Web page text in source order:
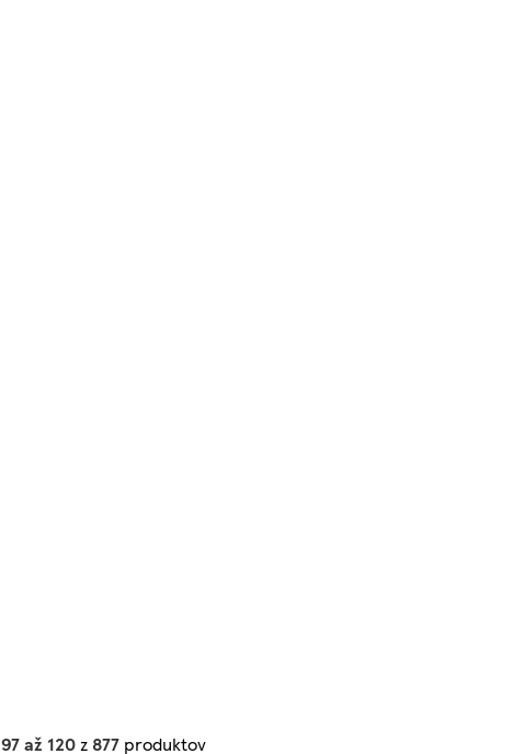
97 až 120z 877 produktov